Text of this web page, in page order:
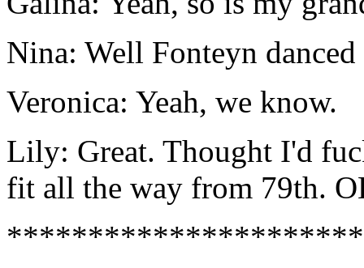
Nina: Well Fonteyn
Veronica: Yeah, we know.
Lily: Great. Thought I'd
fit all the way from 79th.